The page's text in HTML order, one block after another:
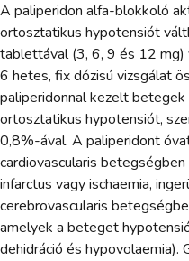
A paliperidon alfa-blokkoló
ortosztatikus hypotensiót
tablettával (3, 6, 9 és 12
6 hetes, fix dózisú vizsgálat
paliperidonnal kezelt
ortosztatikus hypotensiót,
0,8%-ával. A paliperidont
cardiovascularis
infarctus vagy ischaemia,
cerebrovascularis
amelyek a beteget
dehidráció és hypovolaemia).